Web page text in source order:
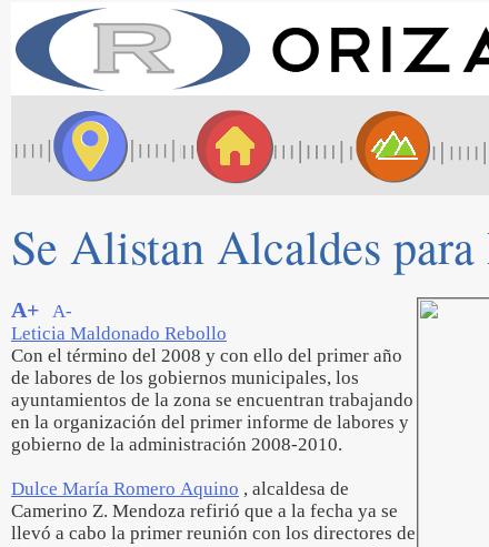
Se Alistan Alcaldes
A+
A-
Leticia Maldonado Rebollo
Con el término del 2008 y con ello del primer año
de labores de los gobiernos municipales, los
ayuntamientos de la zona se encuentran trabajando
en la organización del primer informe de labores y
gobierno de la administración 2008-2010.
Dulce María Romero Aquino , alcaldesa de
Camerino Z. Mendoza refirió que a la fecha ya se
llevó a cabo la primer reunión con los directores de